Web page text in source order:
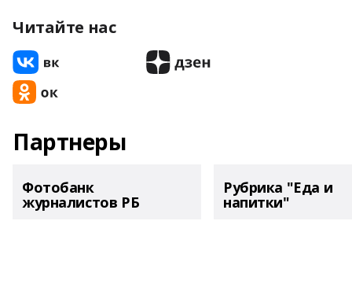
Читайте нас
Партнеры
Фотобанк
журналистов РБ
Рубрика "Еда и
напитки"